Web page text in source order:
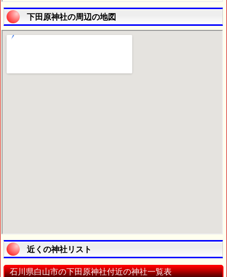
下田原神社の周辺の地図
近くの神社リスト
石川県白山市の下田原神社付近の神社一覧表